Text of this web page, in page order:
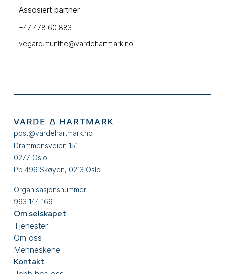
Assosiert partner
+47 478 60 883
vegard.munthe@vardehartmark.no
post@vardehartmark.no
Drammensveien 151
0277 Oslo
Pb 499 Skøyen, 0213 Oslo
Organisasjonsnummer
993 144 169
Om selskapet
Tjenester
Om oss
Menneskene
Kontakt